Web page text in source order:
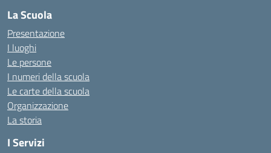
La Scuola
Presentazione
I luoghi
Le persone
I numeri della scuola
Le carte della scuola
Organizzazione
La storia
I Servizi